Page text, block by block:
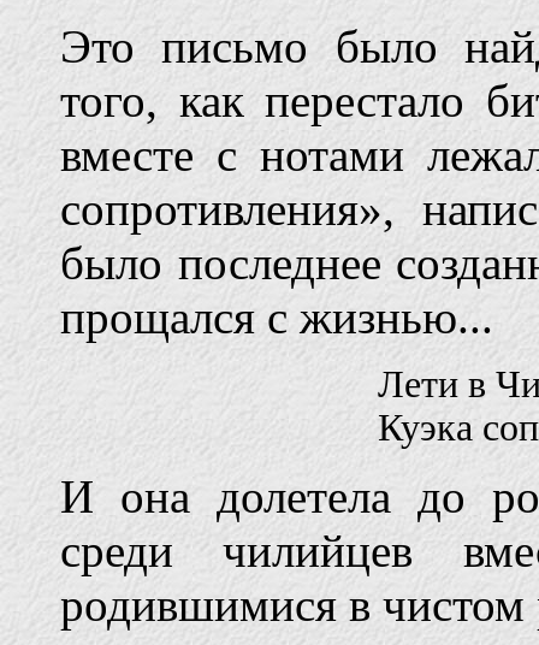
Это письмо было
того, как перестало
вместе с нотами
сопротивления»,
было последнее
прощался с жизнью...
Лети в
Куэка
И она долетела до
среди чилийцев
родившимися в чистом